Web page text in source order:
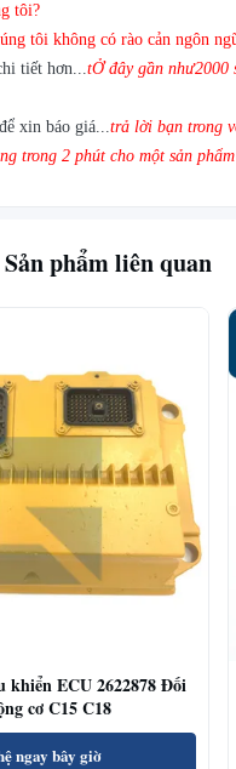
mừng gửi 1pc để kiểm tra chất
bạn cần trong kho
tôi?
tôi không có rào cản ngôn
tiết hơn...tỞ đây gần như2000
xin báo giá...trả lời bạn trong
trong 2 phút cho một sản
Sản phẩm liên quan
khiển ECU 2622878 Đối
cơ C15 C18
ngay bây giờ